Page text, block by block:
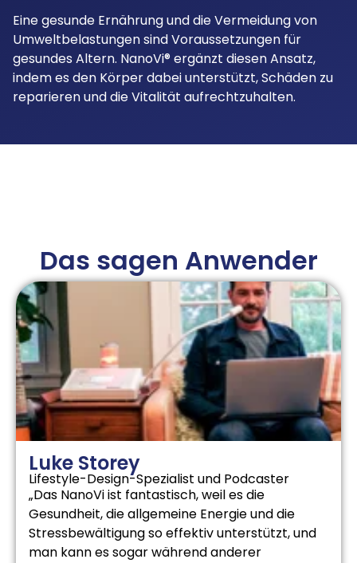
Eine gesunde Ernährung und die Vermeidung von
Umweltbelastungen sind Voraussetzungen für
gesundes Altern. NanoVi® ergänzt diesen Ansatz,
indem es den Körper dabei unterstützt, Schäden zu
reparieren und die Vitalität aufrechtzuhalten.
Das sagen Anwender
Luke Storey
Lifestyle-Design-Spezialist und Podcaster
„Das NanoVi ist fantastisch, weil es die
Gesundheit, die allgemeine Energie und die
Stressbewältigung so effektiv unterstützt, und
man kann es sogar während anderer